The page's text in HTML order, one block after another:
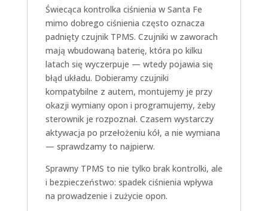
Świecąca kontrolka ciśnienia w Santa Fe
mimo dobrego ciśnienia często oznacza
padnięty czujnik TPMS. Czujniki w zaworach
mają wbudowaną baterię, która po kilku
latach się wyczerpuje — wtedy pojawia się
błąd układu. Dobieramy czujniki
kompatybilne z autem, montujemy je przy
okazji wymiany opon i programujemy, żeby
sterownik je rozpoznał. Czasem wystarczy
aktywacja po przełożeniu kół, a nie wymiana
— sprawdzamy to najpierw.
Sprawny TPMS to nie tylko brak kontrolki, ale
i bezpieczeństwo: spadek ciśnienia wpływa
na prowadzenie i zużycie opon.